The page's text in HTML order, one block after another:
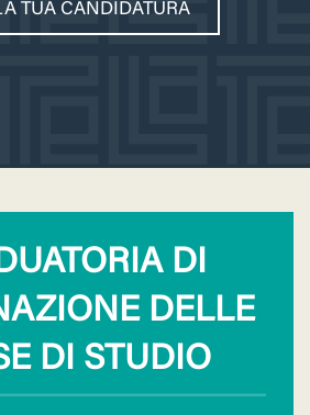
TUA CANDIDATURA
DI
DELLE
DI STUDIO